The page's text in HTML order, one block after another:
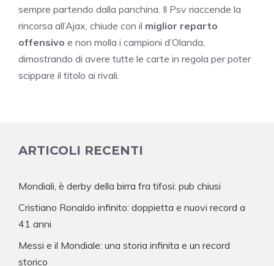
sempre partendo dalla panchina. Il Psv riaccende la
rincorsa all’Ajax, chiude con il miglior reparto
offensivo e non molla i campioni d’Olanda,
dimostrando di avere tutte le carte in regola per poter
scippare il titolo ai rivali.
ARTICOLI RECENTI
Mondiali, è derby della birra fra tifosi: pub chiusi
Cristiano Ronaldo infinito: doppietta e nuovi record a
41 anni
Messi e il Mondiale: una storia infinita e un record
storico